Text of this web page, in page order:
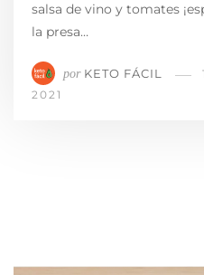
salsa de vino y tomates
la presa…
por KETO FÁCIL
2021